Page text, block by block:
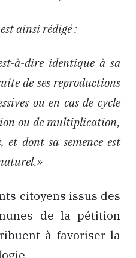
ainsi rédigé:
à-dire identique à sa
de ses reproductions
ou en cas de cycle
ou de multiplication,
et dont sa semence est
citoyens issus des
de la pétition
à favoriser la